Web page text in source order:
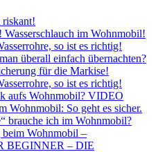
im Wohnmobil!
so ist es richtig!
überall einfach übernachten?
für die Markise!
so ist es richtig!
aufs Wohnmobil? VIDEO
Wohnmobil: So geht es sicher.
brauche ich im Wohnmobil?
Wohnmobil –
BEGINNER – DIE